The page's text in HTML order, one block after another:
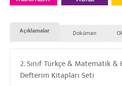
Açıklamalar Doküman
2. Sınıf Türkçe & Matematik
Defterim Kitapları Seti